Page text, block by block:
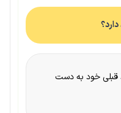
شدن ۱۰۰ به عدد قبلی خود به دست